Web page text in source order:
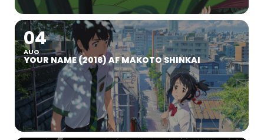
04
AUG
YOUR NAME (2016) AF MAKOTO SHINKAI